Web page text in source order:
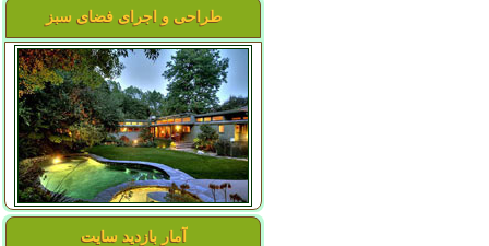
طراحی و اجرای فضای سبز
آمار بازدید سایت